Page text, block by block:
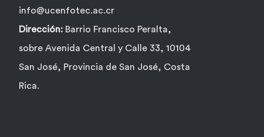
info@ucenfotec.ac.cr
Dirección: Barrio Francisco Peralta,
sobre Avenida Central y Calle 33, 10104
San José, Provincia de San José, Costa
Rica.